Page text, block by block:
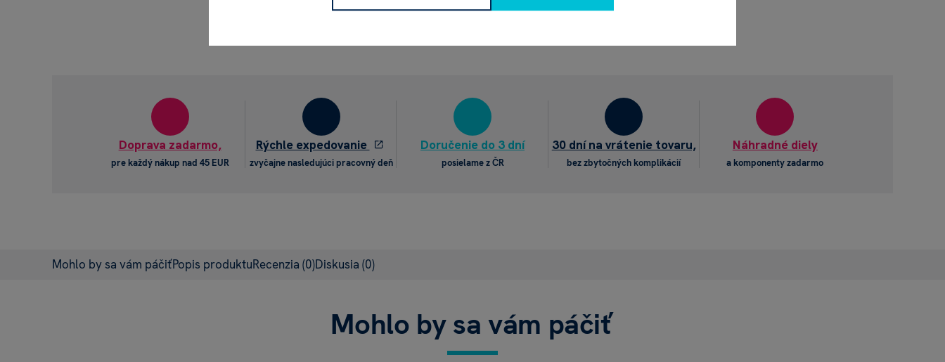
Doprava zadarmo,
pre každý nákup nad 45 EUR
Rýchle expedovanie
zvyčajne nasledujúci pracovný deň
Doručenie do 3 dní
posielame z ČR
30 dní na vrátenie tovaru,
bez zbytočných komplikácií
Náhradné diely
a komponenty zadarmo
Mohlo by sa vám páčiťPopis produktuRecenzia (0)Diskusia (0)
Mohlo by sa vám páčiť